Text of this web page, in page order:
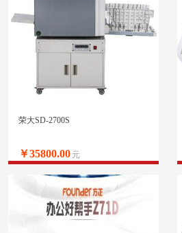
荣大SD-2700S
￥35800.00 元